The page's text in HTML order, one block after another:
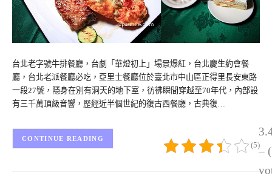
台北老字號牛排餐廳，台劇「華燈初上」場景爆紅，台北慶生約會餐
廳，台北老派餐廳必吃，亞里士餐廳位於臺北市中山區正得里長安東路
一段27號，隱身在別有洞天的地下室，彷彿瞬間穿越至70年代，內部設
有三千萬頂級音響，歷經近半個世紀的復古西餐廳，古典復…
–
(5)
CONTINUE READING